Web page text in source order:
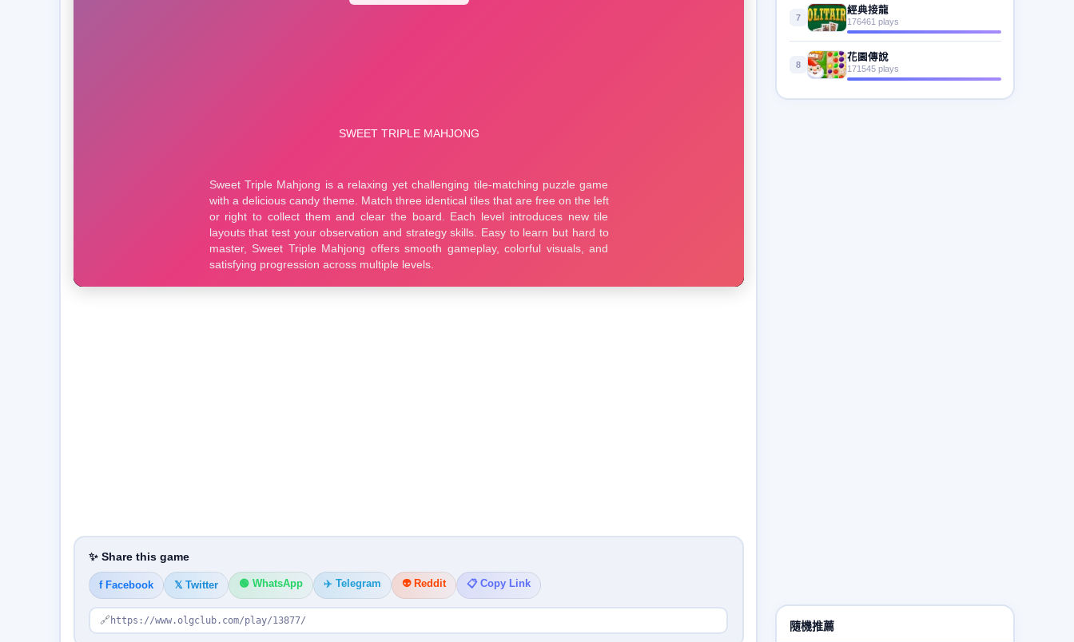
✨ Share this game
f Facebook 𝕏 Twitter 🟢 WhatsApp ✈️ Telegram 👽 Reddit 📋 Copy Link
🔗 https://www.olgclub.com/play/13877/
7
經典接龍
176461 plays
8
花園傳說
171545 plays
隨機推薦